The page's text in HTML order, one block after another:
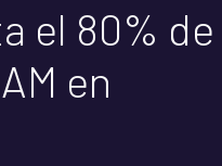
el 80% de
en